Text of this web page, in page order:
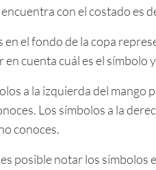
con el costado es
en el fondo de la copa
en cuenta cuál es el símbolo
a la izquierda del
Los símbolos a la
conoces.
posible notar los símbolos